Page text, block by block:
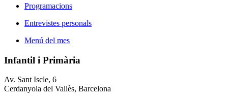
Programacions
Entrevistes personals
Menú del mes
Infantil i Primària
Av. Sant Iscle, 6
Cerdanyola del Vallès, Barcelona